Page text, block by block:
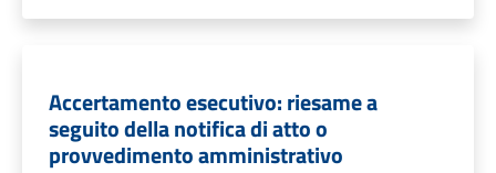
Accertamento esecutivo: riesame a
seguito della notifica di atto o
provvedimento amministrativo